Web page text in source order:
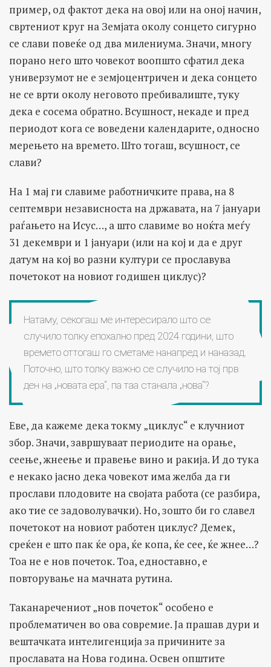
пример, од фактот дека на овој или на оној начин,
свртениот круг на Земјата околу сонцето сигурно
се слави повеќе од два милениума. Значи, многу
порано него што човекот воопшто сфатил дека
универзумот не е земјоцентричен и дека сонцето
не се врти околу неговото пребивалиште, туку
дека е сосема обратно. Всушност, некаде и пред
периодот кога се воведени календарите, односно
мерењето на времето. Што тогаш, всушност, се
слави?
На 1 мај ги славиме работничките права, на 8
септември независноста на државата, на 7 јануари
раѓањето на Исус…, а што славиме во ноќта меѓу
31 декември и 1 јануари (или на кој и да е друг
датум на кој во разни култури се прославува
почетокот на новиот годишен циклус)?
Натаму, секогаш ме интересирало што се
случило толку епохално пред 2024 години, што
времето оттогаш го сметаме нанапред и наназад.
Поточно, што толку важно се случило на тој прв
ден на „новата ера“, па таа станала „нова“?
Еве, да кажеме дека токму „циклус“ е клучниот
збор. Значи, завршуваат периодите на орање,
сеење, жнеење и правење вино и ракија. И до тука
е некако јасно дека човекот има желба да ги
прослави плодовите на својата работа (се разбира,
ако тие се задоволувачки). Но, зошто би го славел
почетокот на новиот работен циклус? Демек,
среќен е што пак ќе ора, ќе копа, ќе сее, ќе жнее…?
Тоа не е нов почеток. Тоа, едноставно, е
повторување на мачната рутина.
Таканаречениот „нов почеток“ особено е
проблематичен во ова совремие. Ја прашав дури и
вештачката интелигенција за причините за
прославата на Нова година. Освен општите